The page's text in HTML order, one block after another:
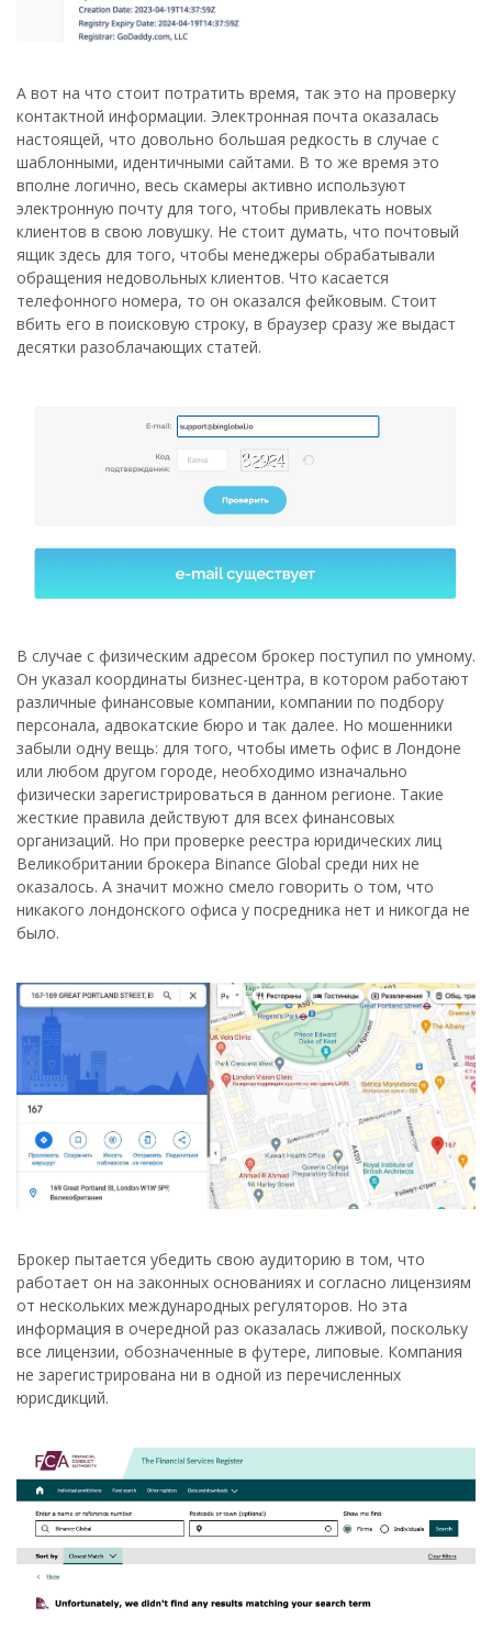
А вот на что стоит потратить время, так это на проверку
контактной информации. Электронная почта оказалась
настоящей, что довольно большая редкость в случае с
шаблонными, идентичными сайтами. В то же время это
вполне логично, весь скамеры активно используют
электронную почту для того, чтобы привлекать новых
клиентов в свою ловушку. Не стоит думать, что почтовый
ящик здесь для того, чтобы менеджеры обрабатывали
обращения недовольных клиентов. Что касается
телефонного номера, то он оказался фейковым. Стоит
вбить его в поисковую строку, в браузер сразу же выдаст
десятки разоблачающих статей.
В случае с физическим адресом брокер поступил по умному.
Он указал координаты бизнес-центра, в котором работают
различные финансовые компании, компании по подбору
персонала, адвокатские бюро и так далее. Но мошенники
забыли одну вещь: для того, чтобы иметь офис в Лондоне
или любом другом городе, необходимо изначально
физически зарегистрироваться в данном регионе. Такие
жесткие правила действуют для всех финансовых
организаций. Но при проверке реестра юридических лиц
Великобритании брокера Binance Global среди них не
оказалось. А значит можно смело говорить о том, что
никакого лондонского офиса у посредника нет и никогда не
было.
Брокер пытается убедить свою аудиторию в том, что
работает он на законных основаниях и согласно лицензиям
от нескольких международных регуляторов. Но эта
информация в очередной раз оказалась лживой, поскольку
все лицензии, обозначенные в футере, липовые. Компания
не зарегистрирована ни в одной из перечисленных
юрисдикций.